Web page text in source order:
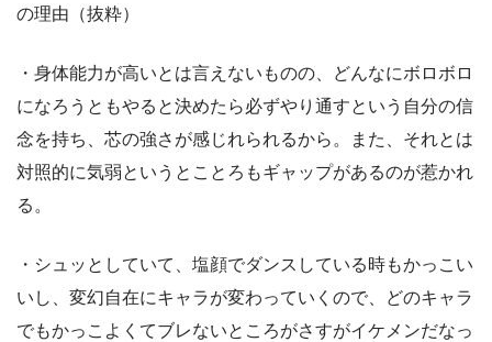
の理由（抜粋）
・身体能力が高いとは言えないものの、どんなにボロボロ
になろうともやると決めたら必ずやり通すという自分の信
念を持ち、芯の強さが感じれられるから。また、それとは
対照的に気弱というとことろもギャップがあるのが惹かれ
る。
・シュッとしていて、塩顔でダンスしている時もかっこい
いし、変幻自在にキャラが変わっていくので、どのキャラ
でもかっこよくてブレないところがさすがイケメンだなっ